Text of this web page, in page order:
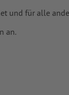
und für alle
an.